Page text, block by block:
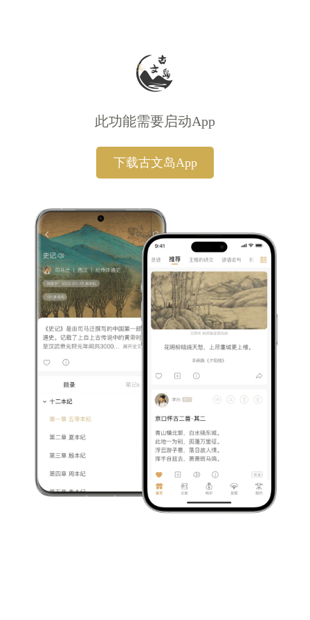
此功能需要启动App
下载古文岛App